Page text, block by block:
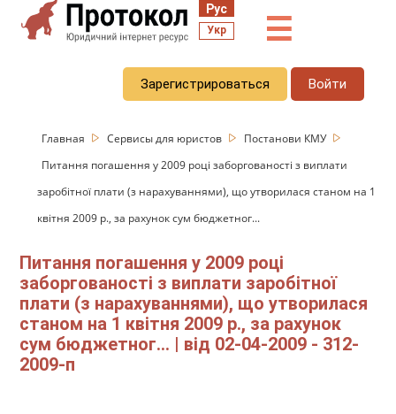
Рус
Укр ☰
Зарегистрироваться Войти
Главная Сервисы для юристов
Постанови КМУ
Питання погашення у 2009 році заборгованості з виплати
заробітної плати (з нарахуваннями), що утворилася станом на 1
квітня 2009 р., за рахунок сум бюджетног...
Питання погашення у 2009 році
заборгованості з виплати заробітної
плати (з нарахуваннями), що утворилася
станом на 1 квітня 2009 р., за рахунок
сум бюджетног... | від 02-04-2009 - 312-
2009-п